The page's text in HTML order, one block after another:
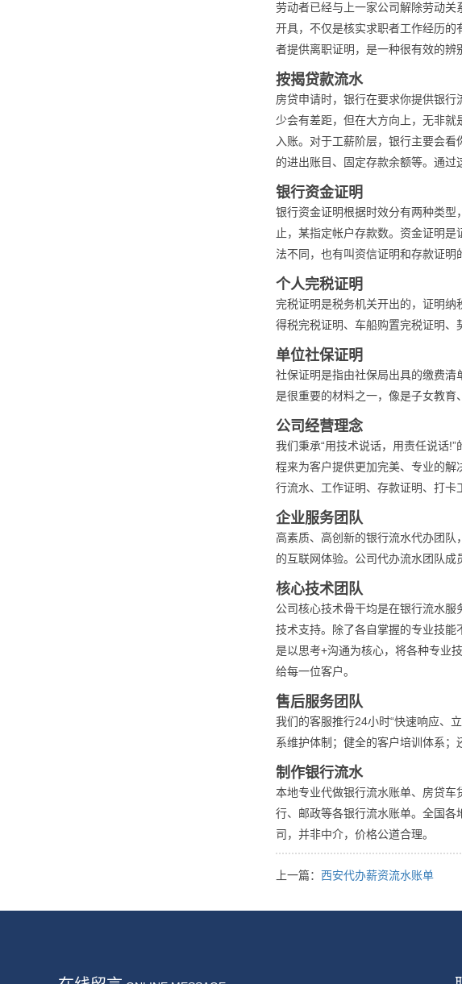
劳动者已经与上一家公司解除劳动
开具，不仅是核实求职者工作经历
者提供离职证明，是一种很有效的辨
按揭贷款流水
房贷申请时，银行在要求你提供银
少会有差距，但在大方向上，无非
入账。对于工薪阶层，银行主要会
的进出账目、固定存款余额等。通过
银行资金证明
银行资金证明根据时效分有两种类型
止，某指定帐户存款数。资金证明
法不同，也有叫资信证明和存款证明
个人完税证明
完税证明是税务机关开出的，证明
得税完税证明、车船购置完税证明、
单位社保证明
社保证明是指由社保局出具的缴费
是很重要的材料之一，像是子女教育
公司经营理念
我们秉承“用技术说话，用责任说话
程来为客户提供更加完美、专业的
行流水、工作证明、存款证明、打卡
企业服务团队
高素质、高创新的银行流水代办团
的互联网体验。公司代办流水团队成
核心技术团队
公司核心技术骨干均是在银行流水
技术支持。除了各自掌握的专业技
是以思考+沟通为核心，将各种专业
给每一位客户。
售后服务团队
我们的客服推行24小时“快速响应、
系维护体制；健全的客户培训体系；
制作银行流水
本地专业代做银行流水账单、房贷
行、邮政等各银行流水账单。全国
司，并非中介，价格公道合理。
上一篇： 西安代办薪资流水账单